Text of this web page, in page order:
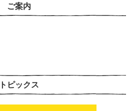
ご案内
トピックス